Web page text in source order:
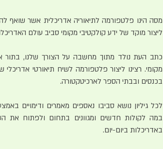
מסה הינו פלטפורמה לתיאוריה אדריכלית אשר שואף
ליצור מוקד של ידע קולקטיבי מקומי סביב עולם
כתב העת נולד מתוך מחשבה על הצורך שלנו, בתור
מקומי. רצינו ליצור פלטפורמה לשיח תיאורטי
בכנסים ובבתי הספר לארכיטקטורה.
לכל גיליון נושא סביבו נאספים מאמרים ודימויים
במה לקולות חדשים ומגוונים בתחום ולפתוח את
באדריכלות ביום-יום.